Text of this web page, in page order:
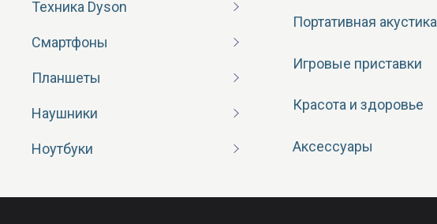
Техника Dyson
Смартфоны
Планшеты
Наушники
Ноутбуки
Портативная акустика
Игровые приставки
Красота и здоровье
Аксессуары